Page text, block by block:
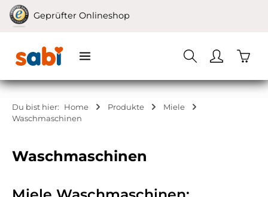
Zum Hauptinhalt springen
Geprüfter Onlineshop
Du bist hier: Home Produkte
Miele
Waschmaschinen
Waschmaschinen